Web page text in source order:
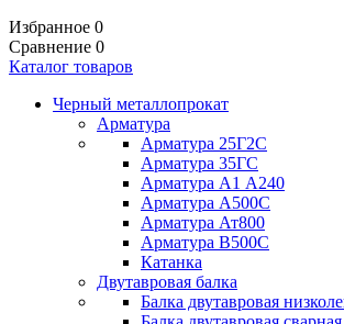
Избранное 0
Сравнение 0
Каталог товаров
Черный металлопрокат
Арматура
Арматура 25Г2С
Арматура 35ГС
Арматура А1 А240
Арматура А500С
Арматура Ат800
Арматура В500С
Катанка
Двутавровая балка
Балка двутавровая